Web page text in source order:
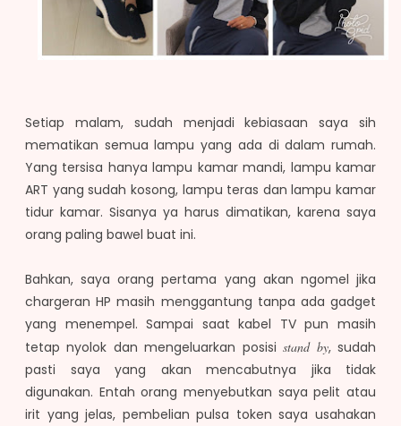
Setiap malam, sudah menjadi kebiasaan saya sih
mematikan semua lampu yang ada di dalam rumah.
Yang tersisa hanya lampu kamar mandi, lampu kamar
ART yang sudah kosong, lampu teras dan lampu kamar
tidur kamar. Sisanya ya harus dimatikan, karena saya
orang paling bawel buat ini.
Bahkan, saya orang pertama yang akan ngomel jika
chargeran HP masih menggantung tanpa ada gadget
yang menempel. Sampai saat kabel TV pun masih
tetap nyolok dan mengeluarkan posisistand by, sudah
pasti saya yang akan mencabutnya jika tidak
digunakan. Entah orang menyebutkan saya pelit atau
irit yang jelas, pembelian pulsa token saya usahakan